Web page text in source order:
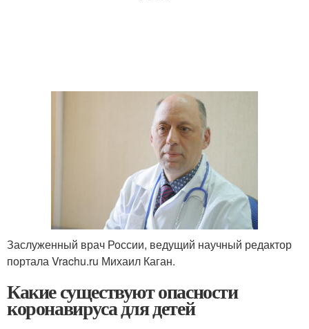
Заслуженный врач России, ведущий научный редактор
портала Vrachu.ru Михаил Каган.
Какие существуют опасности
коронавируса для детей